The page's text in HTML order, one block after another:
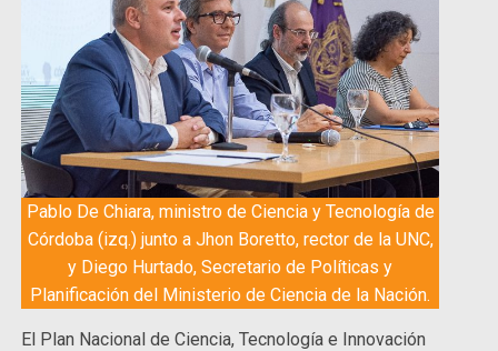
Pablo De Chiara, ministro de Ciencia y Tecnología de
Córdoba (izq.) junto a Jhon Boretto, rector de la UNC,
y Diego Hurtado, Secretario de Políticas y
Planificación del Ministerio de Ciencia de la Nación.
El Plan Nacional de Ciencia, Tecnología e Innovación